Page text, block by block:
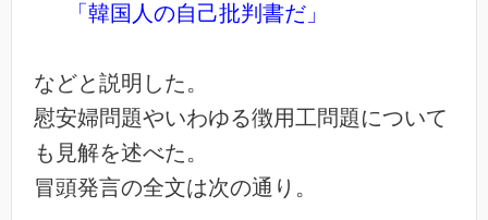
「韓国人の自己批判書だ」
などと説明した。
慰安婦問題やいわゆる徴用工問題について
も見解を述べた。
冒頭発言の全文は次の通り。